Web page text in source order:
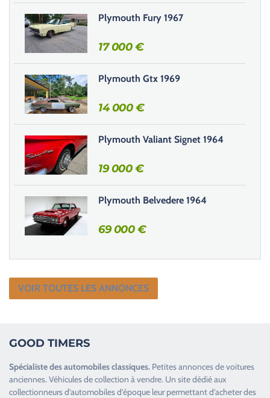
e
c
h
a
m
p
v
i
d
e
.
Plymouth Fury 1967
17 000€
Plymouth Gtx 1969
14 000€
Plymouth Valiant Signet 1964
19 000€
Plymouth Belvedere 1964
69 000€
VOIR TOUTES LES ANNONCES
GOOD TIMERS
Spécialiste desautomobiles classiques. Petites annonces devoitures
anciennes.Véhicules de collection à vendre. Un site dédié aux
collectionneurs d’automobiles d’époque leur permettant d’acheter des